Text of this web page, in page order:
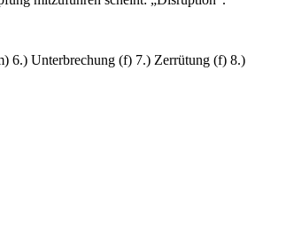
6.) Unterbrechung (f) 7.) Zerrütung (f) 8.)